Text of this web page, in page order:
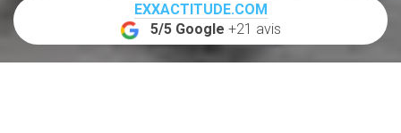
EXXACTITUDE.COM
5/5 Google +21 avis